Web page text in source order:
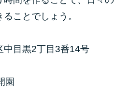
ことでしょう。
目黒2丁目3番14号
園